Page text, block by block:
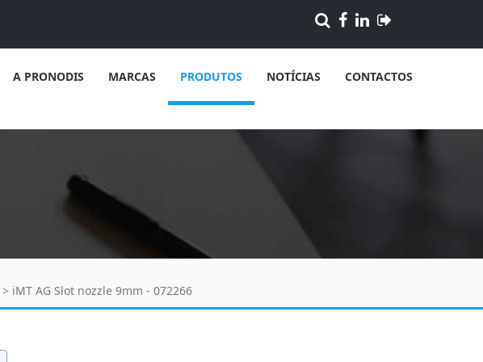
A PRONODIS MARCAS PRODUTOS NOTÍCIAS CONTACTOS
> iMT AG Slot nozzle 9mm - 072266